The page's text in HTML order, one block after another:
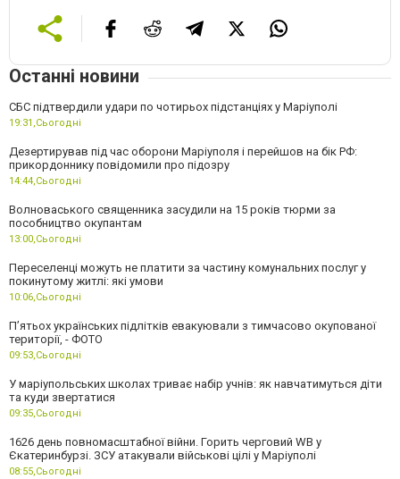
Останні новини
СБС підтвердили удари по чотирьох підстанціях у Маріуполі
19:31,Сьогодні
Дезертирував під час оборони Маріуполя і перейшов на бік РФ:
прикордоннику повідомили про підозру
14:44,Сьогодні
Волноваського священника засудили на 15 років тюрми за
пособництво окупантам
13:00,Сьогодні
Переселенці можуть не платити за частину комунальних послуг у
покинутому житлі: які умови
10:06,Сьогодні
П’ятьох українських підлітків евакуювали з тимчасово окупованої
території, - ФОТО
09:53,Сьогодні
У маріупольських школах триває набір учнів: як навчатимуться діти
та куди звертатися
09:35,Сьогодні
1626 день повномасштабної війни. Горить черговий WB у
Єкатеринбурзі. ЗСУ атакували військові цілі у Маріуполі
08:55,Сьогодні